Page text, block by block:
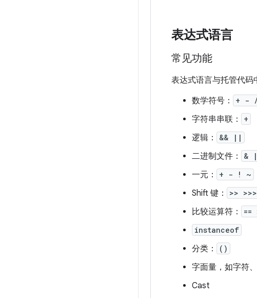
表达式语言
常见功能
表达式语言与托管代码
数学符号：
+ -
字符串串联： +
逻辑： && ||
二进制文件： &
一元： + - ! ~
Shift 键： >>
比较运算符： ==
instanceof
分类： ()
字面量，如字符
Cast